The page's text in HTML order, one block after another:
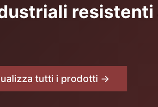
tutti i prodotti →